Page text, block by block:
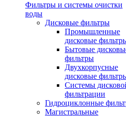
Фильтры и системы очистки
воды
Дисковые фильтры
Промышленные
дисковые
Бытовые
фильтры
Двухкорпусные
дисковые
Системы
фильтрации
Гидроциклонные
Магистральные